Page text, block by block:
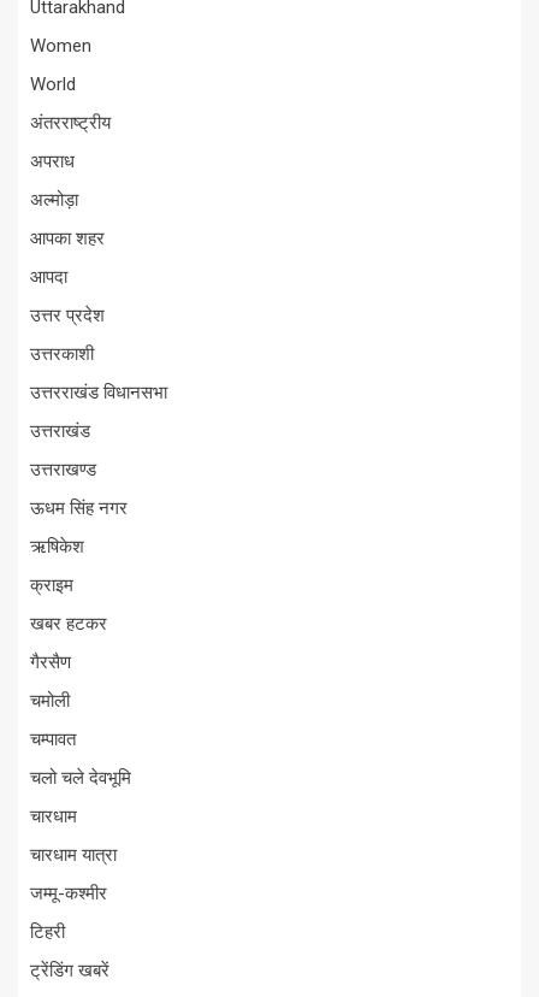
Uttarakhand
Women
World
अंतरराष्ट्रीय
अपराध
अल्मोड़ा
आपका शहर
आपदा
उत्तर प्रदेश
उत्तरकाशी
उत्तरराखंड विधानसभा
उत्तराखंड
उत्तराखण्ड
ऊधम सिंह नगर
ऋषिकेश
क्राइम
खबर हटकर
गैरसैण
चमोली
चम्पावत
चलो चले देवभूमि
चारधाम
चारधाम यात्रा
जम्मू-कश्मीर
टिहरी
ट्रेंडिंग खबरें